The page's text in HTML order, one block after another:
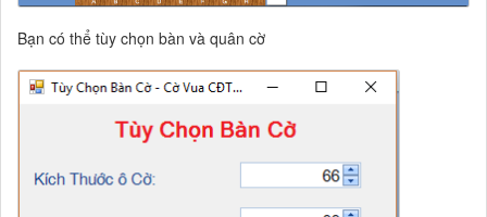
Bạn có thể tùy chọn bàn và quân cờ